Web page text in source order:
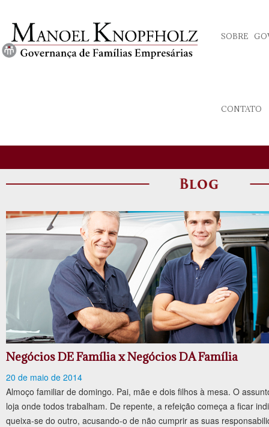
SOBRE
CONTATO
Negócios DE Família x Negócios DA Família
20 de maio de 2014
Almoço familiar de domingo. Pai, mãe e dois filhos à mesa. O
loja onde todos trabalham. De repente, a refeição começa a ficar
queixa-se do outro, acusando-o de não cumprir as suas